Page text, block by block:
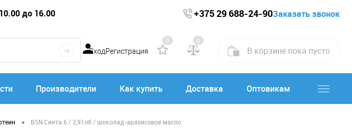
до 16.00 +375 29 688-24-90Заказать звонок
ВходРегистрация
0 0
В корзине пока пусто
Производители Как купить Доставка Оптовикам
• BSN Синта 6 / 2,91лб / шоколад-арахисовое масло